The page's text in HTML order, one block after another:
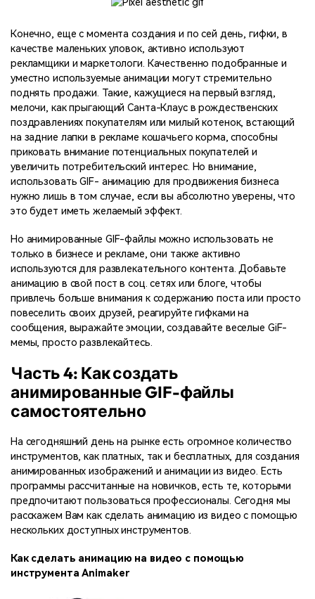
Конечно, еще с момента создания и по сей день, гифки, в
качестве маленьких уловок, активно используют
рекламщики и маркетологи. Качественно подобранные и
уместно используемые анимации могут стремительно
поднять продажи. Такие, кажущиеся на первый взгляд,
мелочи, как прыгающий Санта-Клаус в рождественских
поздравлениях покупателям или милый котенок, встающий
на задние лапки в рекламе кошачьего корма, способны
приковать внимание потенциальных покупателей и
увеличить потребительский интерес. Но внимание,
использовать GIF- анимацию для продвижения бизнеса
нужно лишь в том случае, если вы абсолютно уверены, что
это будет иметь желаемый эффект.
Но анимированные GIF-файлы можно использовать не
только в бизнесе и рекламе, они также активно
используются для развлекательного контента. Добавьте
анимацию в свой пост в соц. сетях или блоге, чтобы
привлечь больше внимания к содержанию поста или просто
повеселить своих друзей, реагируйте гифками на
сообщения, выражайте эмоции, создавайте веселые GiF-
мемы, просто развлекайтесь.
Часть 4: Как создать
анимированные GIF-файлы
самостоятельно
На сегодняшний день на рынке есть огромное количество
инструментов, как платных, так и бесплатных, для создания
анимированных изображений и анимации из видео. Есть
программы рассчитанные на новичков, есть те, которыми
предпочитают пользоваться профессионалы. Сегодня мы
расскажем Вам как сделать анимацию из видео с помощью
нескольких доступных инструментов.
Как сделать анимацию на видео с помощью
инструмента Animaker